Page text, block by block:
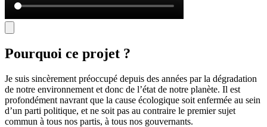
Pourquoi ce projet ?
Je suis sincèrement préoccupé depuis des années par la dégradation
de notre environnement et donc de l’état de notre planète. Il est
profondément navrant que la cause écologique soit enfermée au sein
d’un parti politique, et ne soit pas au contraire le premier sujet
commun à tous nos partis, à tous nos gouvernants.